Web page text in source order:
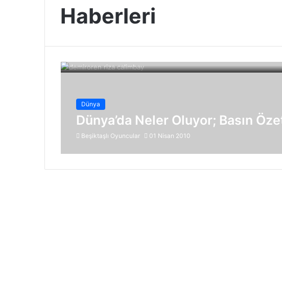
Haberleri
Dünya
Dünya’da Neler Oluyor; Basın
Beşiktaşlı Oyuncular 01 Nisan 2010